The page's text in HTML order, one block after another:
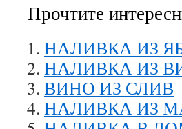
Прочтите
НАЛИВКА ИЗ
НАЛИВКА ИЗ
ВИНО ИЗ СЛИВ
НАЛИВКА ИЗ